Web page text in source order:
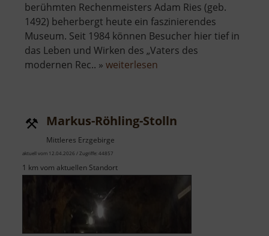
berühmten Rechenmeisters Adam Ries (geb.
1492) beherbergt heute ein faszinierendes
Museum. Seit 1984 können Besucher hier tief in
das Leben und Wirken des „Vaters des
modernen Rec.. » weiterlesen
Markus-Röhling-Stolln
Mittleres Erzgebirge
aktuell vom 12.04.2026 / Zugriffe: 44857
1 km vom aktuellen Standort